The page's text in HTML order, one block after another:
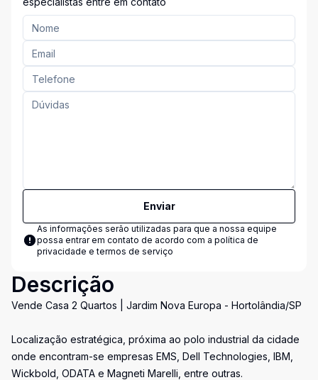
Enviar
As informações serão utilizadas para que a nossa equipe
possa entrar em contato de acordo com a política de
privacidade e termos de serviço
Descrição
Vende Casa 2 Quartos | Jardim Nova Europa - Hortolândia/SP
Localização estratégica, próxima ao polo industrial da cidade
onde encontram-se empresas EMS, Dell Technologies, IBM,
Wickbold, ODATA e Magneti Marelli, entre outras.